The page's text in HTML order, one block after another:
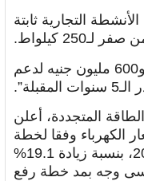
التجارية ثابتة
كيلواط.
وأضاف: “الدولة تتحمل 7 مليارات و600 مليون جنيه لدعم
المتجددة، أعلن
الكهرباء وفقا لخطة
رفع الدعم تدريجيا حتى يوليو 2021، بنسبة زيادة 19.1%
وجه بمد خطة رفع